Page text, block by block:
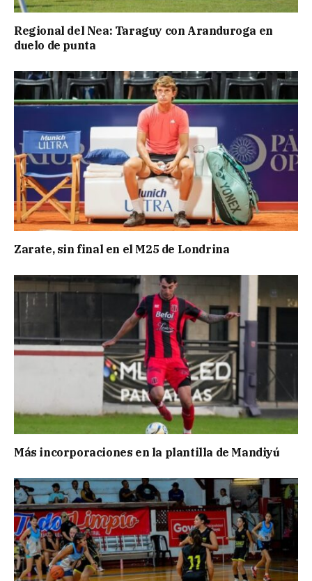
Regional del Nea: Taraguy con Aranduroga en
duelo de punta
Zarate, sin final en el M25 de Londrina
Más incorporaciones en la plantilla de Mandiyú